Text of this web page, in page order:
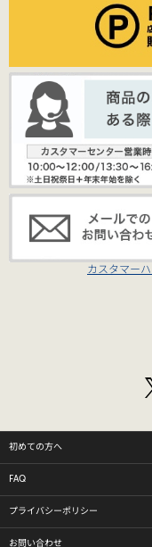
カスタマー
初めての方へ
FAQ
プライバシーポリシー
お問い合わせ